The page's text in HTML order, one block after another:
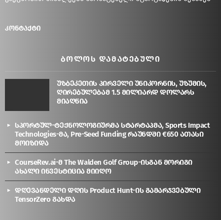
კონტაქტი
ᲑᲝᲚᲝᲡ ᲓᲐᲛᲐᲢᲔᲑᲣᲚᲘ
უზბეკეთის პირველი უნიკორნის, უზუმის,
ღირებულებამ 1.5 მილიარდ დოლარს
მიაღწია
სპორტულ-ტექნოლოგიურმა სტარტაპმა, Sports Impact
Technologies-მა, Pre-Seed Funding რაუნდში €650 ათასი
მოიზიდა
CourseRev.ai-მ The Walden Golf Group-ისგან მორიგი
ახალი ინვესტიცია მიიღო
დღევანდელი დღის Product Hunt-ის გამარჯვებული
TensorZero გახდა